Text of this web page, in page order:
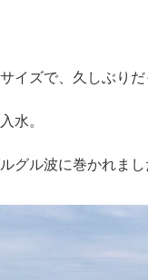
イズで、久しぶり
水。
グル波に巻かれまし